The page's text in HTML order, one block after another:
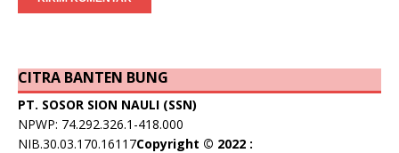
CITRA BANTEN BUNG
PT. SOSOR SION NAULI (SSN)
NPWP: 74.292.326.1-418.000
NIB.30.03.170.16117Copyright © 2022 :